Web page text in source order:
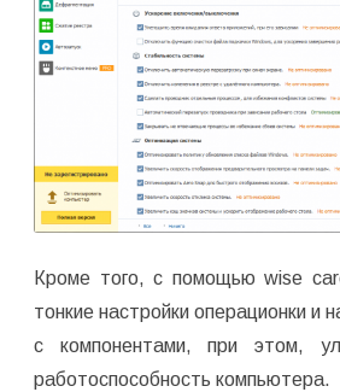
Кроме того, с помощью wise
тонкие настройки операционки и
с компонентами, при этом,
работоспособность компьютера.